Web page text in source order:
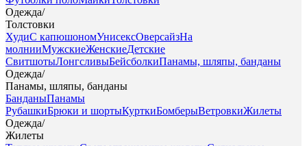
Одежда/
Толстовки
ХудиС капюшономУнисексОверсайзНа
молнииМужскиеЖенскиеДетские
СвитшотыЛонгсливыБейсболкиПанамы, шляпы, банданы
Одежда/
Панамы, шляпы, банданы
БанданыПанамы
РубашкиБрюки и шортыКурткиБомберыВетровкиЖилеты
Одежда/
Жилеты